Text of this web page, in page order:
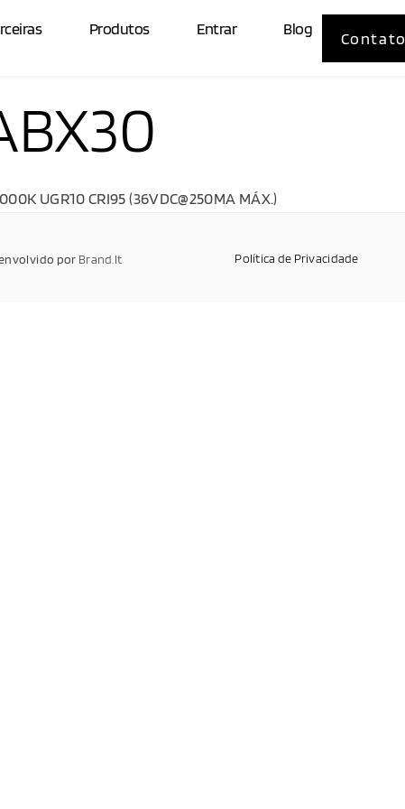
Produtos Entrar Blog
Contato
UGR10 CRI95 (36VDC@250MA MÁX.)
por Brand.It Política de Privacidade